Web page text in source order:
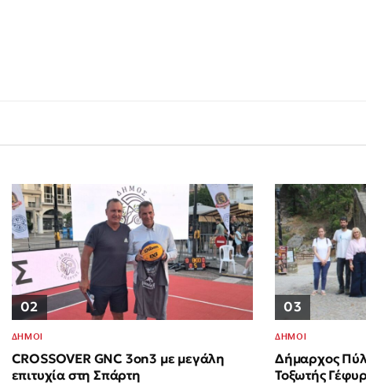
02
ΔΗΜΟΙ
CROSSOVER GNC 3on3 με μεγάλη
επιτυχία στη Σπάρτη
03
ΔΗΜΟΙ
Δήμαρχος
Τοξωτής